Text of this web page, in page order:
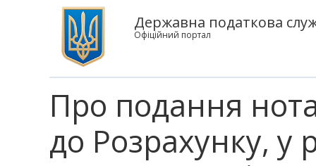
Державна податкова
Офіційний портал
Про подання
до Розрахунку, у